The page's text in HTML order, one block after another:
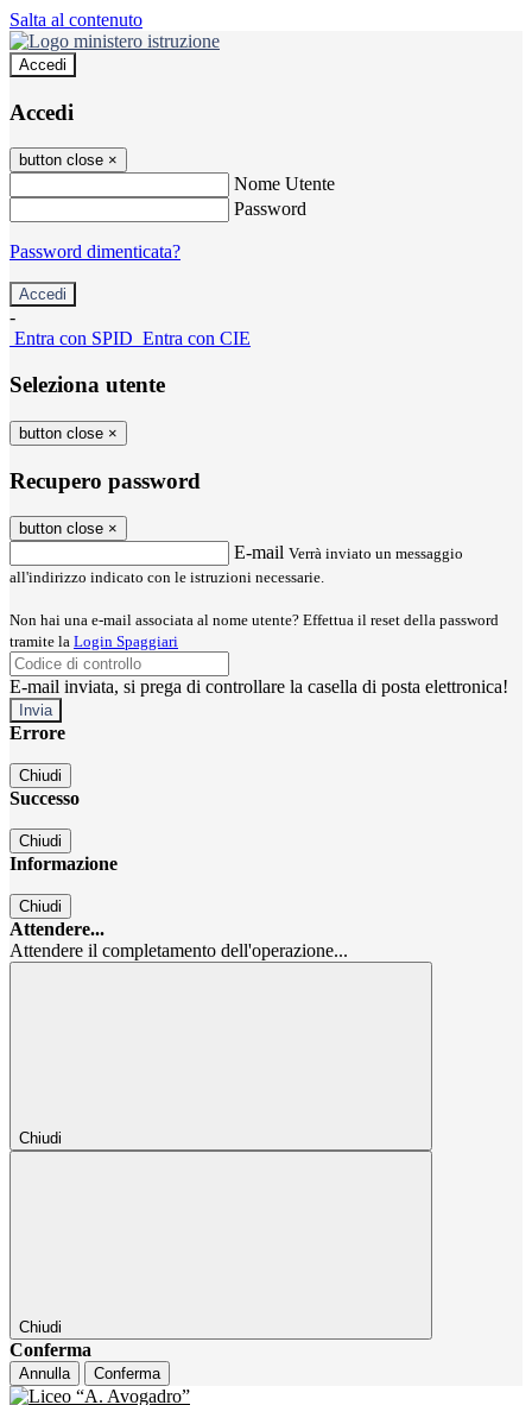
Salta al contenuto
Accedi
Accedi
button close ×
Nome Utente
Password
Password dimenticata?
-
Entra con SPID Entra con CIE
Seleziona utente
button close ×
Recupero password
button close ×
E-mail Verrà inviato un messaggio
all'indirizzo indicato con le istruzioni necessarie.
Non hai una e-mail associata al nome utente? Effettua il reset della password
tramite la Login Spaggiari
E-mail inviata, si prega di controllare la casella di posta elettronica!
Errore
Chiudi
Successo
Chiudi
Informazione
Chiudi
Attendere...
Attendere il completamento dell'operazione...
Chiudi
Chiudi
Conferma
Annulla Conferma